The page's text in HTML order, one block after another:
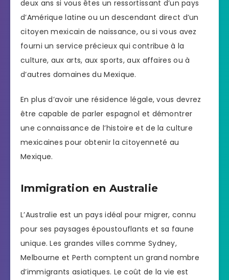
deux ans si vous êtes un ressortissant d’un pays
d’Amérique latine ou un descendant direct d’un
citoyen mexicain de naissance, ou si vous avez
fourni un service précieux qui contribue à la
culture, aux arts, aux sports, aux affaires ou à
d’autres domaines du Mexique.
En plus d’avoir une résidence légale, vous devrez
être capable de parler espagnol et démontrer
une connaissance de l’histoire et de la culture
mexicaines pour obtenir la citoyenneté au
Mexique.
Immigration en Australie
L’Australie est un pays idéal pour migrer, connu
pour ses paysages époustouflants et sa faune
unique. Les grandes villes comme Sydney,
Melbourne et Perth comptent un grand nombre
d’immigrants asiatiques. Le coût de la vie est